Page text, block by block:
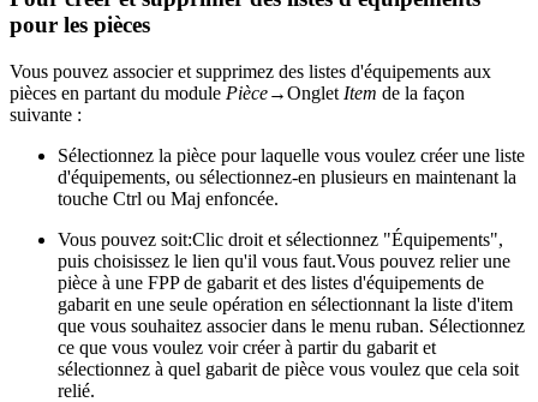
pour les pièces
Vous pouvez associer et supprimez des listes d'équipements aux
pièces en partant du module Pièce→Onglet Item de la façon
suivante :
Sélectionnez la pièce pour laquelle vous voulez créer une liste
d'équipements, ou sélectionnez-en plusieurs en maintenant la
touche Ctrl ou Maj enfoncée.
Vous pouvez soit:Clic droit et sélectionnez "Équipements",
puis choisissez le lien qu'il vous faut.Vous pouvez relier une
pièce à une FPP de gabarit et des listes d'équipements de
gabarit en une seule opération en sélectionnant la liste d'item
que vous souhaitez associer dans le menu ruban. Sélectionnez
ce que vous voulez voir créer à partir du gabarit et
sélectionnez à quel gabarit de pièce vous voulez que cela soit
relié.